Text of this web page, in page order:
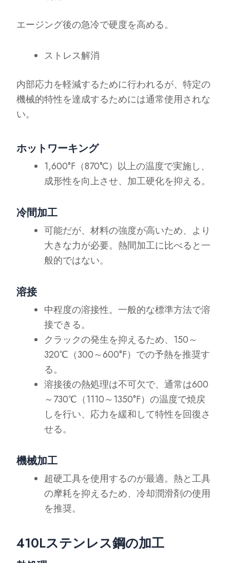
エージング後の急冷で硬度を高める。
ストレス解消
内部応力を軽減するために行われるが、特定の
機械的特性を達成するためには通常使用されな
い。
ホットワーキング
1,600°F（870°C）以上の温度で実施し、
成形性を向上させ、加工硬化を抑える。
冷間加工
可能だが、材料の強度が高いため、より
大きな力が必要。熱間加工に比べると一
般的ではない。
溶接
中程度の溶接性。一般的な標準方法で溶
接できる。
クラックの発生を抑えるため、150～
320℃（300～600°F）での予熱を推奨す
る。
溶接後の熱処理は不可欠で、通常は600
～730℃（1110～1350°F）の温度で焼戻
しを行い、応力を緩和して特性を回復さ
せる。
機械加工
超硬工具を使用するのが最適。熱と工具
の摩耗を抑えるため、冷却潤滑剤の使用
を推奨。
410Lステンレス鋼の加工